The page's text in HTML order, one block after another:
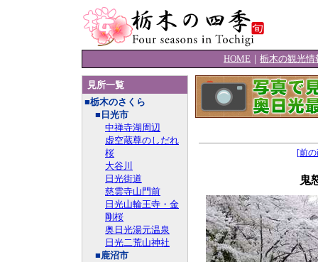
HOME ｜ 栃木の観光情
見所一覧
■栃木のさくら
■日光市
中禅寺湖周辺
虚空蔵尊のしだれ
桜
大谷川
日光街道
慈雲寺山門前
日光山輪王寺・金
剛桜
奥日光湯元温泉
日光二荒山神社
■鹿沼市
[前
鬼